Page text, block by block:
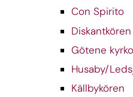
Con Spirito
Götene
Husaby/
Källbykören